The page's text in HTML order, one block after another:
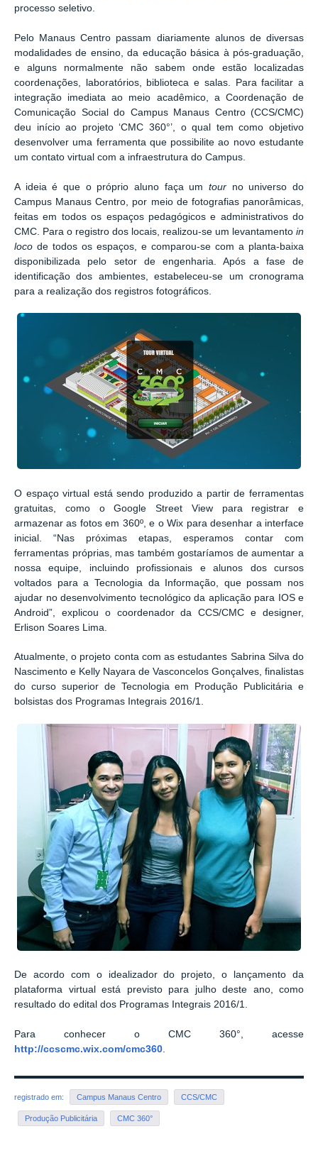
processo seletivo.
Pelo Manaus Centro passam diariamente alunos de diversas
modalidades de ensino, da educação básica à pós-graduação,
e alguns normalmente não sabem onde estão localizadas
coordenações, laboratórios, biblioteca e salas. Para facilitar a
integração imediata ao meio acadêmico, a Coordenação de
Comunicação Social do Campus Manaus Centro (CCS/CMC)
deu início ao projeto ‘CMC 360°’, o qual tem como objetivo
desenvolver uma ferramenta que possibilite ao novo estudante
um contato virtual com a infraestrutura do Campus.
A ideia é que o próprio aluno faça um tour no universo do
Campus Manaus Centro, por meio de fotografias panorâmicas,
feitas em todos os espaços pedagógicos e administrativos do
CMC. Para o registro dos locais, realizou-se um levantamento in
loco de todos os espaços, e comparou-se com a planta-baixa
disponibilizada pelo setor de engenharia. Após a fase de
identificação dos ambientes, estabeleceu-se um cronograma
para a realização dos registros fotográficos.
O espaço virtual está sendo produzido a partir de ferramentas
gratuitas, como o Google Street View para registrar e
armazenar as fotos em 360º, e o Wix para desenhar a interface
inicial. “Nas próximas etapas, esperamos contar com
ferramentas próprias, mas também gostaríamos de aumentar a
nossa equipe, incluindo profissionais e alunos dos cursos
voltados para a Tecnologia da Informação, que possam nos
ajudar no desenvolvimento tecnológico da aplicação para IOS e
Android”, explicou o coordenador da CCS/CMC e designer,
Erlison Soares Lima.
Atualmente, o projeto conta com as estudantes Sabrina Silva do
Nascimento e Kelly Nayara de Vasconcelos Gonçalves, finalistas
do curso superior de Tecnologia em Produção Publicitária e
bolsistas dos Programas Integrais 2016/1.
De acordo com o idealizador do projeto, o lançamento da
plataforma virtual está previsto para julho deste ano, como
resultado do edital dos Programas Integrais 2016/1.
Para conhecer o CMC 360°, acesse
http://ccscmc.wix.com/cmc360
registrado em: Campus Manaus Centro CCS/CMC
Produção Publicitária CMC 360°